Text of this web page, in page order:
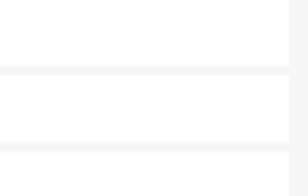
地元の風情を楽しめる外せないスポット